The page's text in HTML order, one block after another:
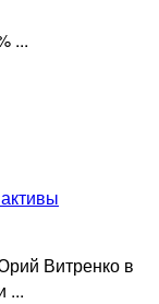
...
Витренко в
...